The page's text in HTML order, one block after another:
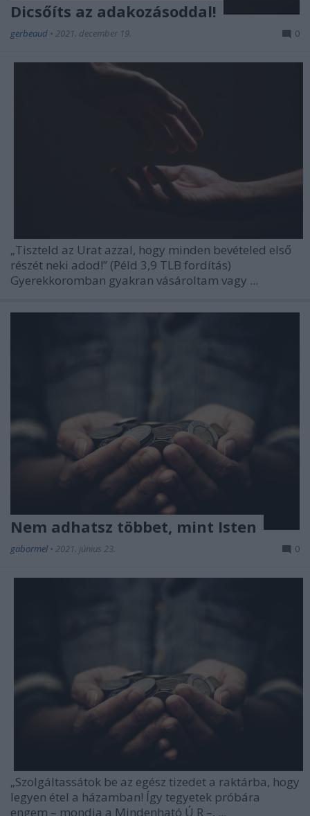
Dicsőíts az adakozásoddal!
gerbeaud • 2021. december 19. 0
„Tiszteld az Urat azzal, hogy minden bevételed első
részét neki adod!” (Péld 3,9 TLB fordítás)
Gyerekkoromban gyakran vásároltam vagy ...
Nem adhatsz többet, mint Isten
gabormel • 2021. június 23. 0
„Szolgáltassátok be az egész tizedet a raktárba, hogy
legyen étel a házamban! Így tegyetek próbára
engem – mondja a Mindenható Ú R –, ...